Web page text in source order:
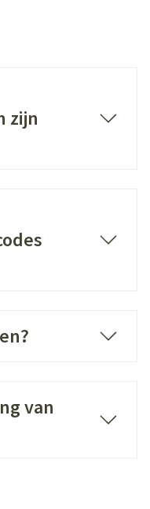
zijn
van